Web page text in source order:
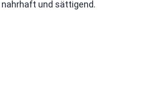
nahrhaft und sättigend.